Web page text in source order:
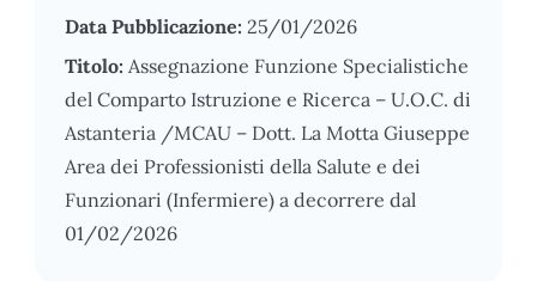
Data Pubblicazione: 25/01/2026
Titolo: Assegnazione Funzione Specialistiche
del Comparto Istruzione e Ricerca – U.O.C. di
Astanteria /MCAU – Dott. La Motta Giuseppe
Area dei Professionisti della Salute e dei
Funzionari (Infermiere) a decorrere dal
01/02/2026